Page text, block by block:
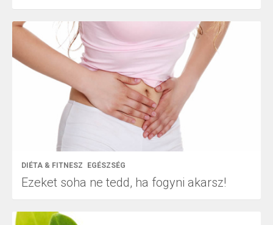
DIÉTA & FITNESZ EGÉSZSÉG
Ezeket soha ne tedd, ha fogyni akarsz!